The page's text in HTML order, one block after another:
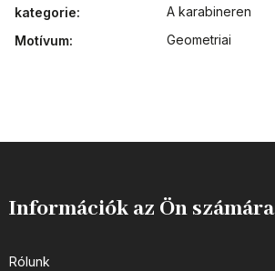
kategorie:
A karabineren
Motívum: Geometriai
Információk az Ön számára
Rólunk